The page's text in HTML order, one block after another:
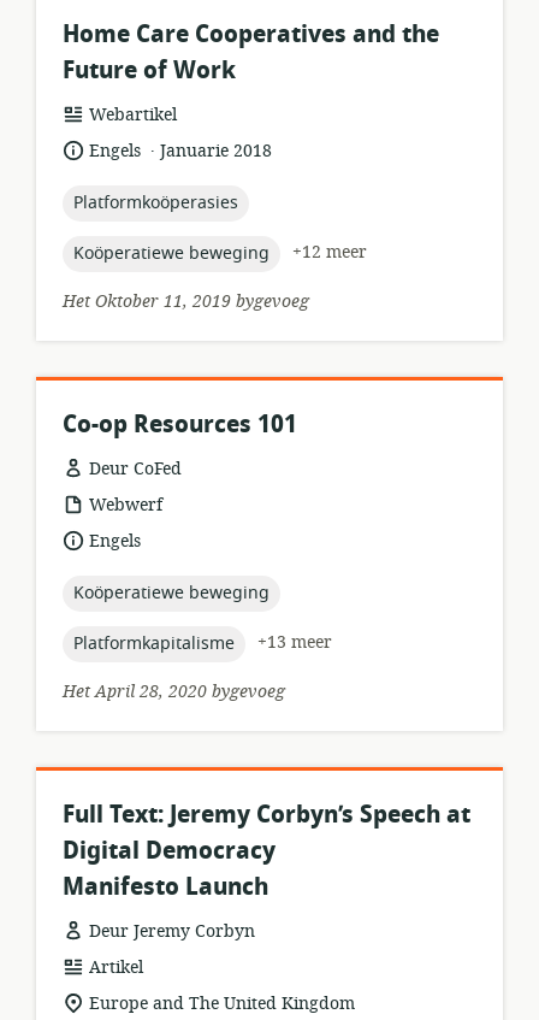
Home Care Cooperatives and the
Future of Work
hulpbronformaat:
Webartikel
taal:Engels .
datumJanuarie 2018
topic:
Platformkoöperasies
topic:
Koöperatiewe beweging
+12 meer
Het Oktober 11, 2019 bygevoeg
Co-op Resources 101
Deur CoFed
hulpbronformaat:
Webwerf
taal:Engels
topic:
Koöperatiewe beweging
topic:
Platformkapitalisme
+13 meer
Het April 28, 2020 bygevoeg
Full Text: Jeremy Corbyn’s Speech at
Digital Democracy
Manifesto Launch
Deur Jeremy Corbyn
hulpbronformaat:
Artikel
liggingEurope and The United Kingdom